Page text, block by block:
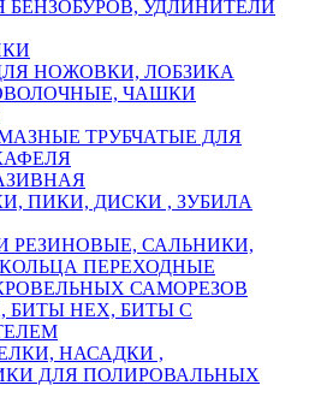
УДЛИНИТЕЛИ
НОЖОВКИ, ЛОБЗИКА
ЧАШКИ
ТРУБЧАТЫЕ ДЛЯ
ПИКИ, ДИСКИ , ЗУБИЛА
РЕЗИНОВЫЕ, САЛЬНИКИ,
ПЕРЕХОДНЫЕ
САМОРЕЗОВ
БИТЫ НЕХ, БИТЫ С
НАСАДКИ ,
ДЛЯ ПОЛИРОВАЛЬНЫХ